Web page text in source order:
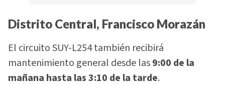
Distrito Central, Francisco Morazán
El circuito SUY-L254 también recibirá
mantenimiento general desde las9:00 de la
mañana hasta las 3:10 de la tarde.